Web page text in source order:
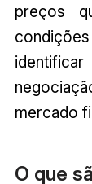
preços
mercado
O que